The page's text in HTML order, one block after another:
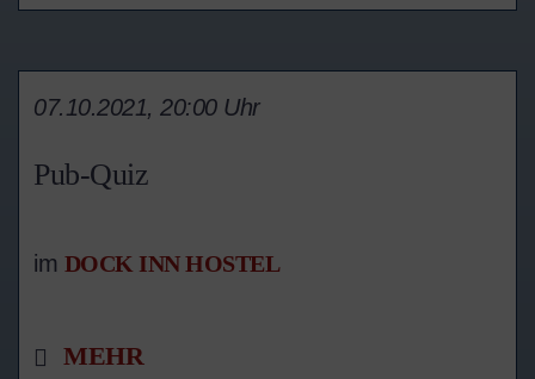
Pub-Quiz
07.10.2021, 20:00 Uhr
im DOCK INN HOSTEL
MEHR